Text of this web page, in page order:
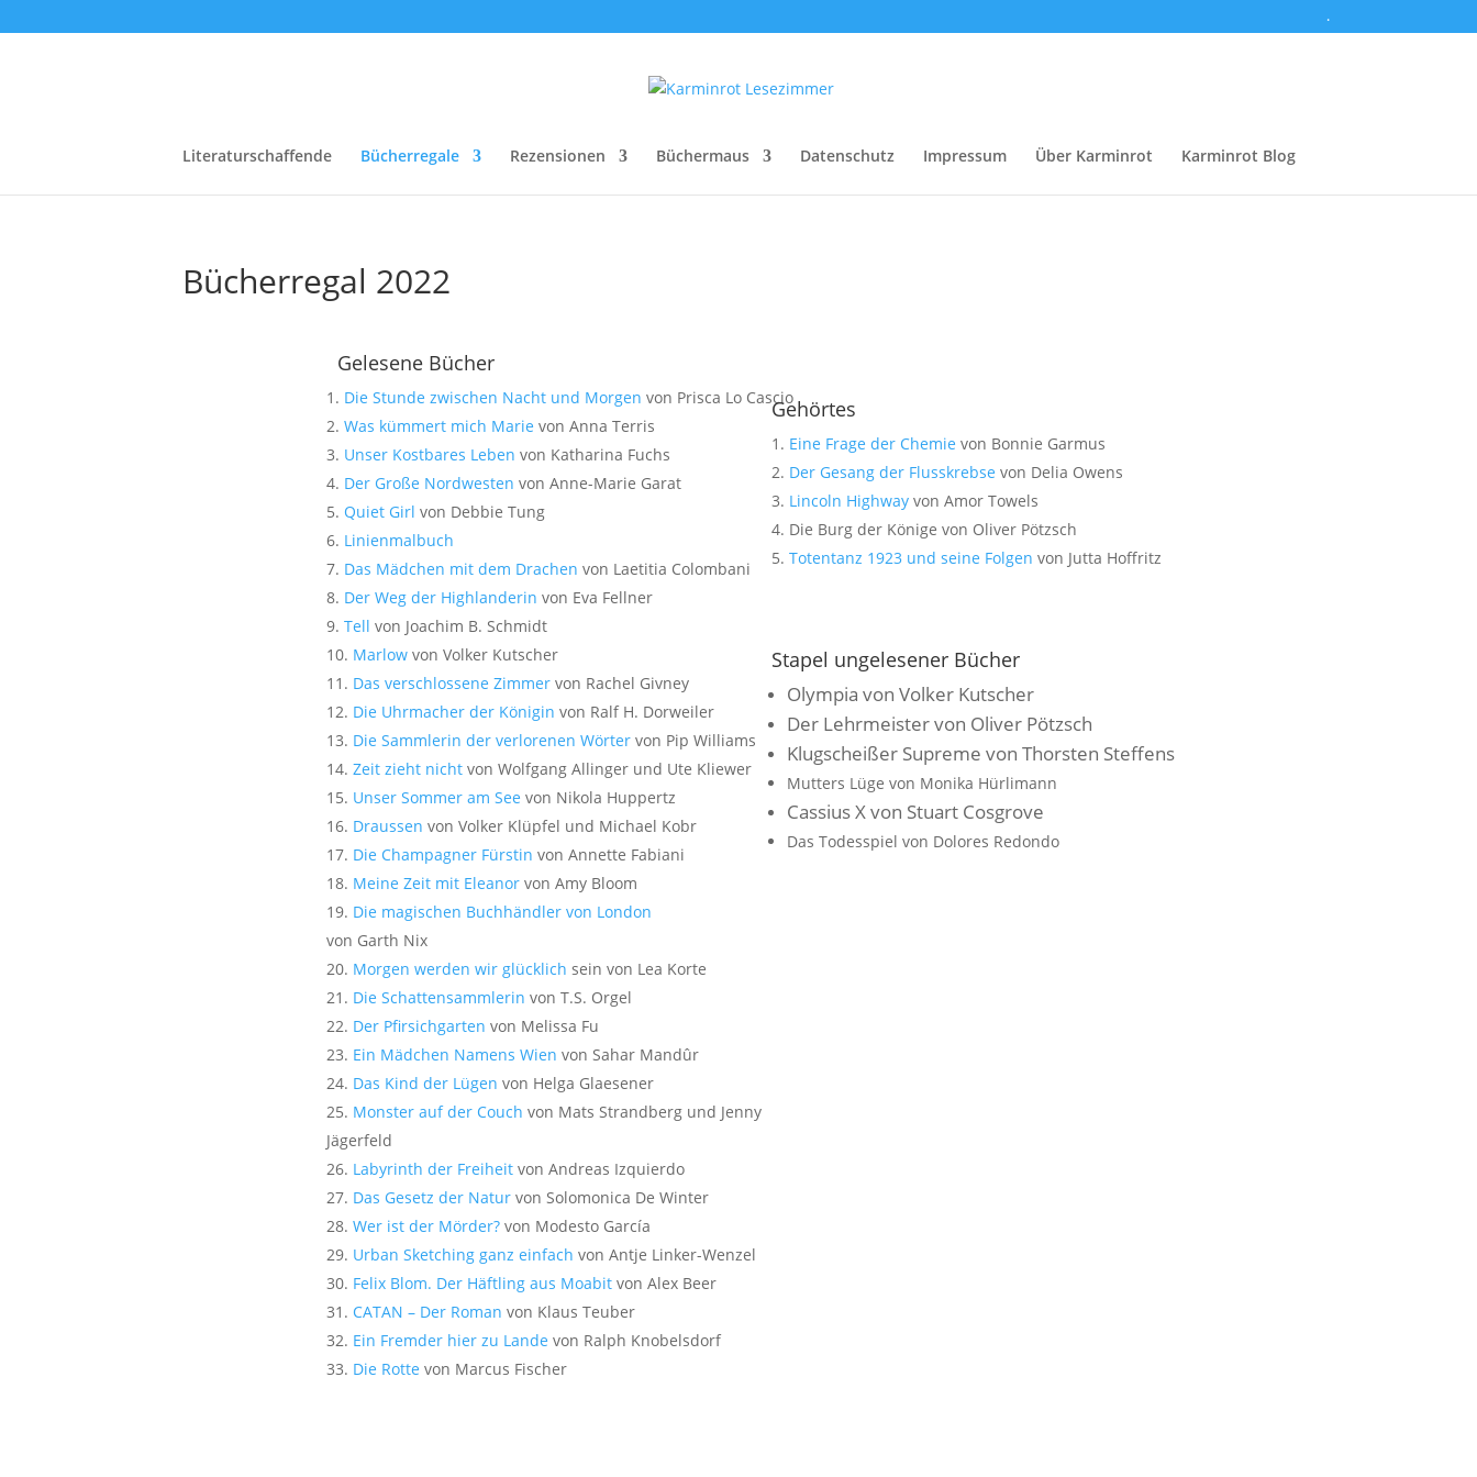
.
Literaturschaffende Bücherregale Rezensionen Büchermaus Datenschutz Impressum Über Karminrot Karminrot Blog
Bücherregal 2022
Gelesene Bücher
Die Stunde zwischen Nacht und Morgen von Prisca Lo Cascio
Was kümmert mich Marie von Anna Terris
Unser Kostbares Leben von Katharina Fuchs
Der Große Nordwesten von Anne-Marie Garat
Quiet Girl von Debbie Tung
Linienmalbuch
Das Mädchen mit dem Drachen von Laetitia Colombani
Der Weg der Highlanderin von Eva Fellner
Tell von Joachim B. Schmidt
Marlow von Volker Kutscher
Das verschlossene Zimmer von Rachel Givney
Die Uhrmacher der Königin von Ralf H. Dorweiler
Die Sammlerin der verlorenen Wörter von Pip Williams
Zeit zieht nicht von Wolfgang Allinger und Ute Kliewer
Unser Sommer am See von Nikola Huppertz
Draussen von Volker Klüpfel und Michael Kobr
Die Champagner Fürstin von Annette Fabiani
Meine Zeit mit Eleanor von Amy Bloom
Die magischen Buchhändler von London
von Garth Nix
Morgen werden wir glücklich sein von Lea Korte
Die Schattensammlerin von T.S. Orgel
Der Pfirsichgarten von Melissa Fu
Ein Mädchen Namens Wien von Sahar Mandûr
Das Kind der Lügen von Helga Glaesener
Monster auf der Couch von Mats Strandberg und Jenny
Jägerfeld
Labyrinth der Freiheit von Andreas Izquierdo
Das Gesetz der Natur von Solomonica De Winter
Wer ist der Mörder? von Modesto García
Urban Sketching ganz einfach von Antje Linker-Wenzel
Felix Blom. Der Häftling aus Moabit von Alex Beer
CATAN – Der Roman von Klaus Teuber
Ein Fremder hier zu Lande von Ralph Knobelsdorf
Die Rotte von Marcus Fischer
Gehörtes
Eine Frage der Chemie von Bonnie Garmus
Der Gesang der Flusskrebse von Delia Owens
Lincoln Highwayvon Amor Towels
Die Burg der Könige von Oliver Pötzsch
Totentanz 1923 und seine Folgen von Jutta Hoffritz
Stapel ungelesener Bücher
Olympia von Volker Kutscher
Der Lehrmeister von Oliver Pötzsch
Klugscheißer Supreme von Thorsten Steffens
Mutters Lüge von Monika Hürlimann
Cassius X von Stuart Cosgrove
Das Todesspiel von Dolores Redondo